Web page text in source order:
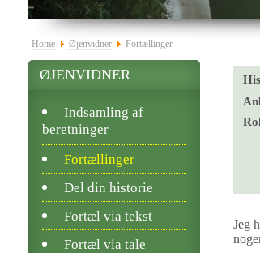
Home Øjenvidner Fortællinger
Jeg
ØJENVIDNER
Indsamling af
beretninger
Fortællinger
Del din historie
Fortæl via tekst
Fortæl via tale